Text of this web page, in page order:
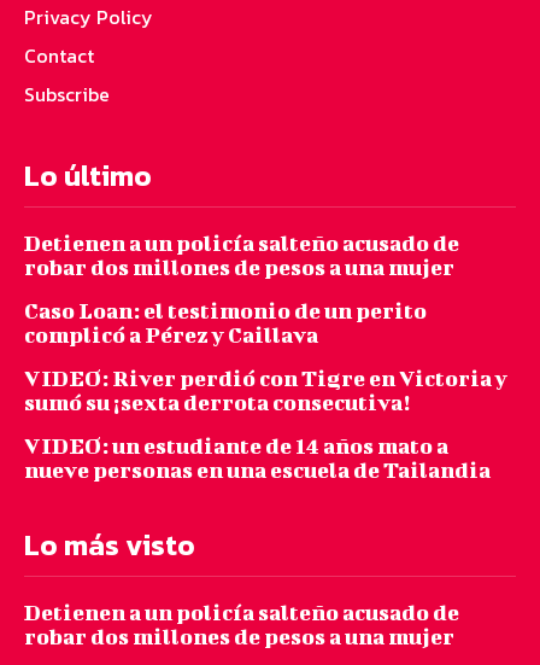
Privacy Policy
Contact
Subscribe
Lo último
Detienen a un policía salteño acusado de
robar dos millones de pesos a una mujer
Caso Loan: el testimonio de un perito
complicó a Pérez y Caillava
VIDEO: River perdió con Tigre en Victoria y
sumó su ¡sexta derrota consecutiva!
VIDEO: un estudiante de 14 años mato a
nueve personas en una escuela de Tailandia
Lo más visto
Detienen a un policía salteño acusado de
robar dos millones de pesos a una mujer